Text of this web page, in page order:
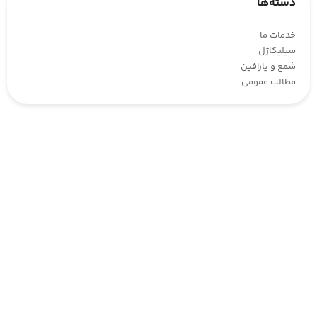
خدمات ما
سیلیکاژل
شمع و پارافین
مطالب عمومی